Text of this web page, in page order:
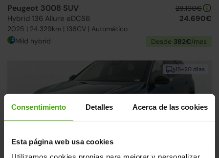
Consentimiento Detalles Acerca de las cookies
Esta página web usa cookies
Peugeot 3008 SUV
Hybrid 136 Allure eDCS6
2025 | 24.329km | 136CV | Automático
28.190€
24.690€
Mild hybrid Desde 382€/mes
15-20 días